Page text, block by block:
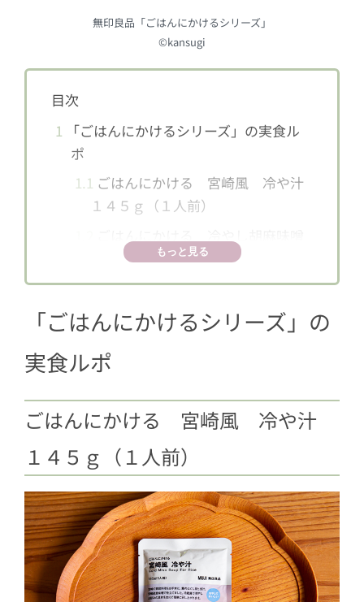
無印良品「ごはんにかけるシリーズ」
©kansugi
目次
1
「ごはんにかけるシリーズ」の実食ル
ポ
1.1 ごはんにかける 宮崎風 冷や汁
１４５ｇ（１人前）
担々スープ １６０ｇ（１人前）
1.3ごはんにかける 奄美大島風 鶏
飯 １８０ｇ（１人前）
ごはんにかける ルーロー飯 １２
０ｇ（１人前）
ゃくのぼっかけ １５０ｇ（１人
2 おうちごはんが楽になる！
もっと見る
「ごはんにかけるシリーズ」の
実食ルポ
ごはんにかける 宮崎風 冷や汁
１４５ｇ（１人前）